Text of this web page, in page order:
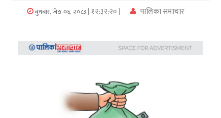
पालिका
अन्तरवार्ता
बुधबार, जेठ ०६, २०८३ | १२:३२:२० | पालिका समाचार